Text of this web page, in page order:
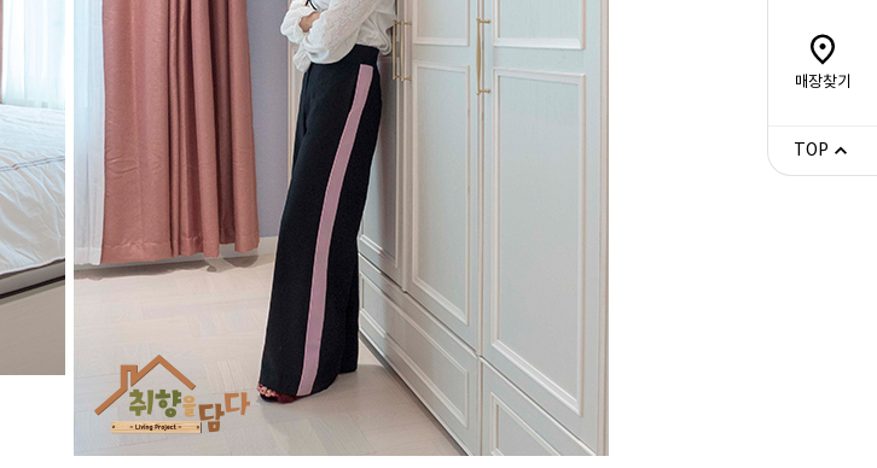
매장찾기
TOP